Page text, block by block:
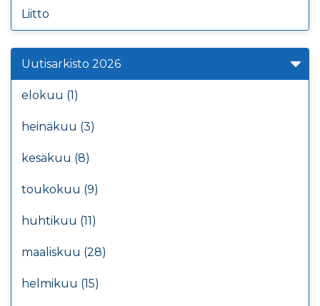
Liitto
Uutisarkisto 2026
elokuu (1)
heinäkuu (3)
kesäkuu (8)
toukokuu (9)
huhtikuu (11)
maaliskuu (28)
helmikuu (15)